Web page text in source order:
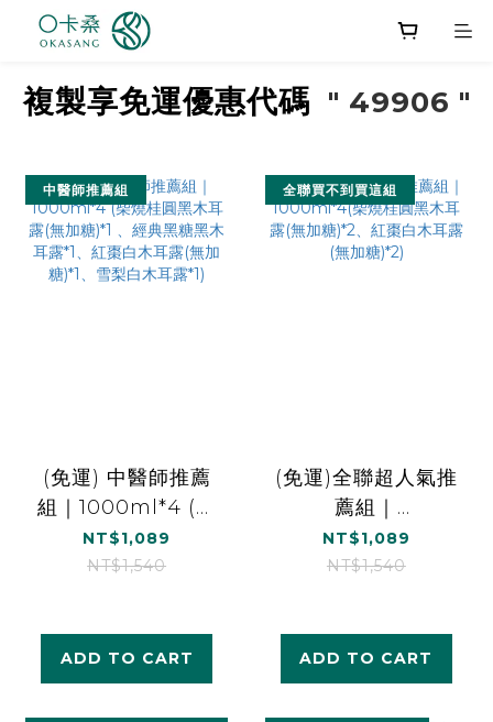
複製享免運優惠代碼 " 49906 "
中醫師推薦組
(免運) 中醫師推薦
組｜1000ml*4 (柴
燒桂圓黑木耳露(無
加糖)*1 、經典黑糖
雪梨白木耳露*1)
NT$1,089
NT$1,540
ADD TO CART
全聯買不到買這組
(免運)全聯超人氣推
薦組｜
1000ml*4(柴燒桂
圓黑木耳露(無加
NT$1,089
NT$1,540
ADD TO CART